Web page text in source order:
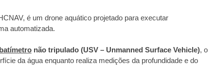
é um drone aquático projetado para executar
automatizada.
não tripulado (USV – Unmanned Surface Vehicle), o
da água enquanto realiza medições da profundidade e do